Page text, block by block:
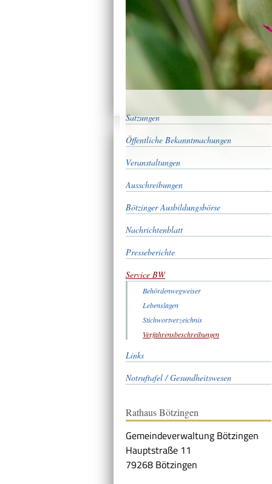
Satzungen
Öffentliche Bekanntmachungen
Veranstaltungen
Ausschreibungen
Bötzinger Ausbildungsbörse
Nachrichtenblatt
Presseberichte
Service BW
Behördenwegweiser
Lebenslagen
Stichwortverzeichnis
Verfahrensbeschreibungen
Links
Notruftafel / Gesundheitswesen
Rathaus Bötzingen
Gemeindeverwaltung Bötzingen
Hauptstraße 11
79268 Bötzingen